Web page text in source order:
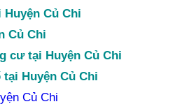
Củ Chi
Củ Chi
cư tại Huyện Củ Chi
Huyện Củ Chi
Củ Chi